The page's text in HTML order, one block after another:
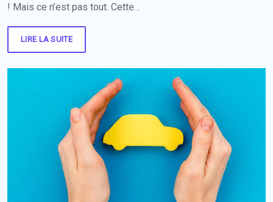
! Mais ce n’est pas tout. Cette…
LIRE LA SUITE